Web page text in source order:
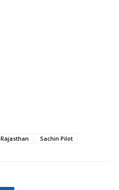
Rajasthan Sachin Pilot